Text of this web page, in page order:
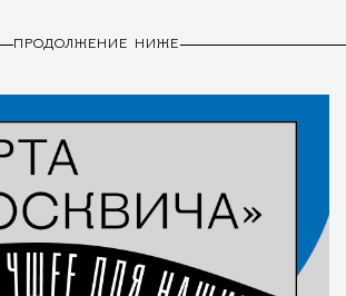
ПРОДОЛЖЕНИЕ НИЖЕ